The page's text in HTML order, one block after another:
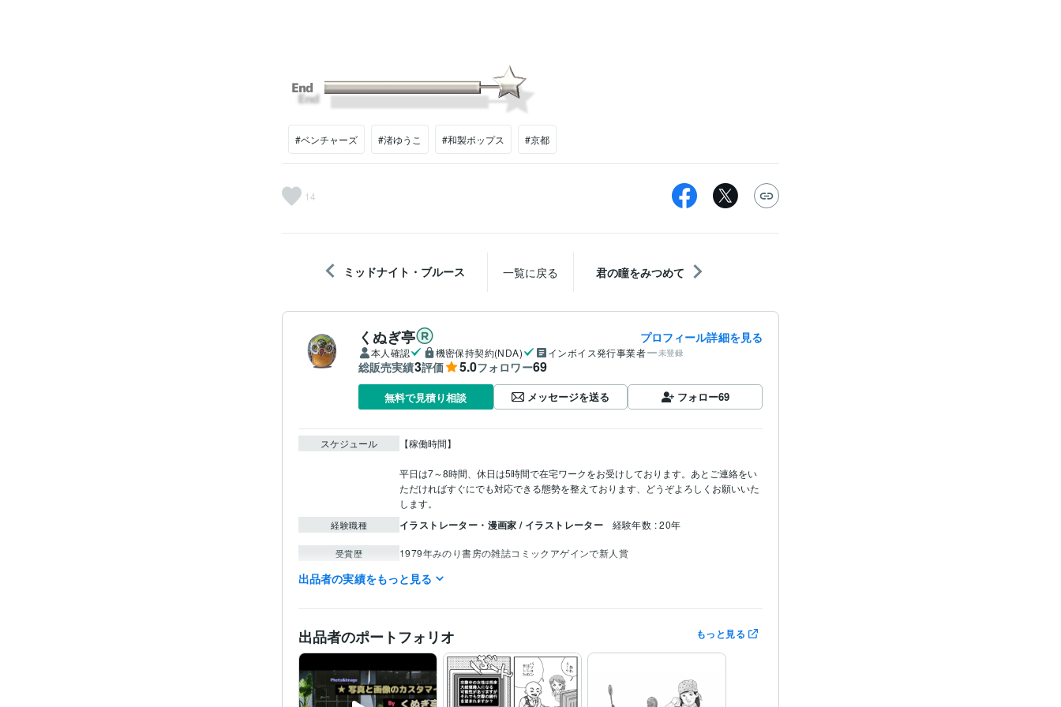
#ベンチャーズ #渚ゆうこ #和製ポップス #京都
14
ミッドナイト・ブルース 一覧に戻る 君の瞳をみつめて
くぬぎ亭 プロフィール詳細を見る
本人確認 機密保持契約(NDA) インボイス発行事業者 未登録
総販売実績3評価 5.0フォロワー69
無料で見積り相談 メッセージを送る フォロー69
スケジュール 【稼働時間】
平日は7～8時間、休日は5時間で在宅ワークをお受けしております。あとご連絡をい
ただければすぐにでも対応できる態勢を整えております、どうぞよろしくお願いいた
経験職種 イラストレーター・漫画家 / イラストレーター 経験年数 : 20年
受賞歴 1979年みのり書房の雑誌コミックアゲインで新人賞
得意分野 イラスト作成・漫画制作
デザイン制作 写真編集及び画像加工
出品者の実績をもっと見る
出品者のポートフォリオ もっと見る